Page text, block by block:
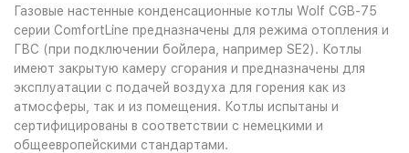
Газовые настенные конденсационные котлы Wolf CGB-75
серии ComfortLine предназначены для режима отопления и
ГВС (при подключении бойлера, например SE2). Котлы
имеют закрытую камеру сгорания и предназначены для
эксплуатации с подачей воздуха для горения как из
атмосферы, так и из помещения. Котлы испытаны и
сертифицированы в соответствии с немецкими и
общеевропейскими стандартами.